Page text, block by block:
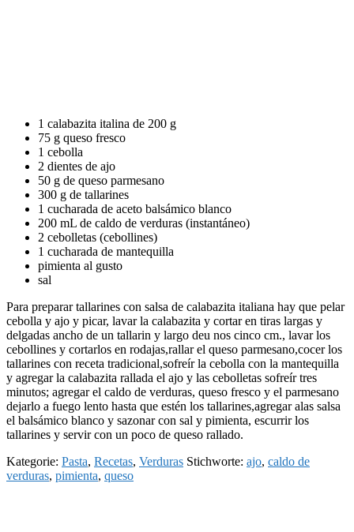
1 calabazita italina de 200 g
75 g queso fresco
1 cebolla
2 dientes de ajo
50 g de queso parmesano
300 g de tallarines
1 cucharada de aceto balsámico blanco
200 mL de caldo de verduras (instantáneo)
2 cebolletas (cebollines)
1 cucharada de mantequilla
pimienta al gusto
sal
Para preparar tallarines con salsa de calabazita italiana hay que pelar
cebolla y ajo y picar, lavar la calabazita y cortar en tiras largas y
delgadas ancho de un tallarin y largo deu nos cinco cm., lavar los
cebollines y cortarlos en rodajas,rallar el queso parmesano,cocer los
tallarines con receta tradicional,sofreír la cebolla con la mantequilla
y agregar la calabazita rallada el ajo y las cebolletas sofreír tres
minutos; agregar el caldo de verduras, queso fresco y el parmesano
dejarlo a fuego lento hasta que estén los tallarines,agregar alas salsa
el balsámico blanco y sazonar con sal y pimienta, escurrir los
tallarines y servir con un poco de queso rallado.
Kategorie: Pasta, Recetas, Verduras Stichworte: ajo, caldo de
verduras, pimienta, queso